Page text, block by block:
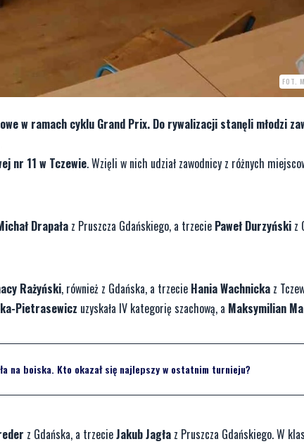
FOT.
w ramach cyklu Grand Prix. Do rywalizacji stanęli młodzi
nr 11 w Tczewie. Wzięli w nich udział zawodnicy z różnych
Drapała z Pruszcza Gdańskiego, a trzecie Paweł Durzyński z
Rażyński, również z Gdańska, a trzecie Hania Wachnicka z
Pietrasewicz uzyskała IV kategorię szachową, a Maksymilian
na boiska. Kto okazał się najlepszy w ostatnim turnieju?
z Gdańska, a trzecieJakub Jagła z Pruszcza Gdańskiego. W